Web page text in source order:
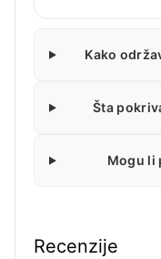
Kako
Šta
Mogu li
Recenzije